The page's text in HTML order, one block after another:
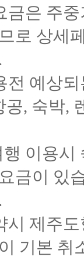
금은 주
로 상세
전 예상
, 숙박,
이용
금이 있
시 제주
기본 취